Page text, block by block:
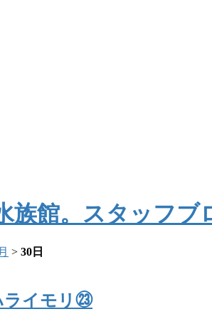
族館。スタッフブ
> 30日
イモリ㉓